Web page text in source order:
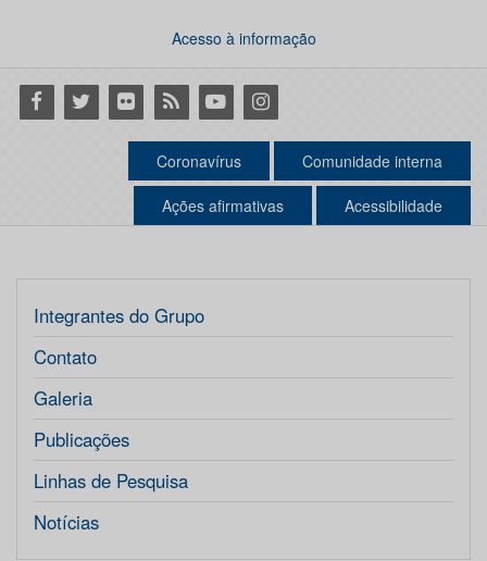
Acesso à informação
Facebook
Twitter Flickr RSS YoutubeInstagram
Coronavírus Comunidade interna
Ações afirmativas Acessibilidade
Integrantes do Grupo
Contato
Galeria
Publicações
Linhas de Pesquisa
Notícias